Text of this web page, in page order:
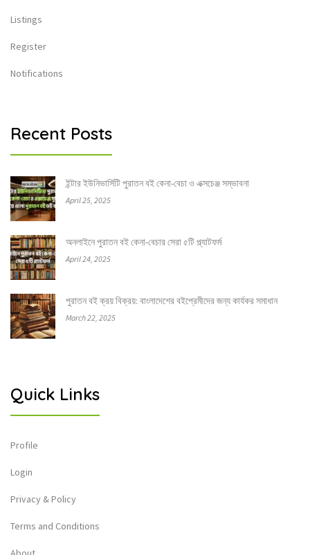
Listings
Register
Notifications
Recent Posts
ইন্টার ইউনিভার্সিটি পুরাতন বই কেনা-বেচা ও এক্সচেঞ্জ সম্ভাবনা
April 25, 2025
অনলাইনে পুরাতন বই কেনা-বেচার সেরা ৫টি প্ল্যাটফর্ম
April 24, 2025
পুরাতন বই ক্রয় বিক্রয়: বাংলাদেশের বইপ্রেমীদের জন্য কার্যকর সমাধান
March 22, 2025
Quick Links
Profile
Login
Privacy & Policy
Terms and Conditions